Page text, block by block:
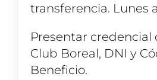
transferencia. Lunes
Presentar credencial
Club Boreal, DNI y
Beneficio.